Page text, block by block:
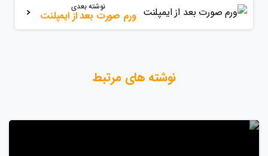
نوشته بعدی
ورم صورت بعد از ایمپلنت
نوشته های مرتبط